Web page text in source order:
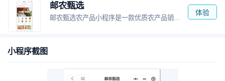
邮农甄选
邮农甄选农产品小程序是一款优质农产品销售平台。产品多样，品类齐全，集搜索、购买、配送、售后等功能于一体，一站式为您服务。
体验
小程序截图